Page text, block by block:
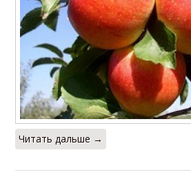
Читать дальше →